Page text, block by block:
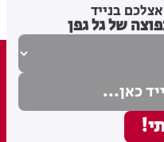
בנייד
של גל גפן